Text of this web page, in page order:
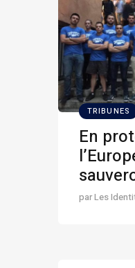
TRIBUNES
En
parLes